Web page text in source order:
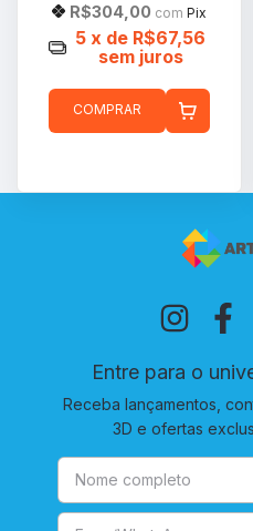
R$304,00 com Pix
5 x de R$67,56
sem juros
COMPRAR
Entre para o
Receba lançamentos,
3D e ofertas